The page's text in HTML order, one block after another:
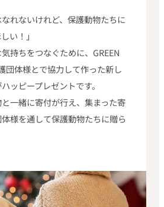
なれないけれど、保護動物たちに
い！」
持ちをつなぐために、GREEN
団体様とで協力して作った新し
ッピープレゼントです。
一緒に寄付が行え、集まった寄
様を通して保護動物たちに贈ら